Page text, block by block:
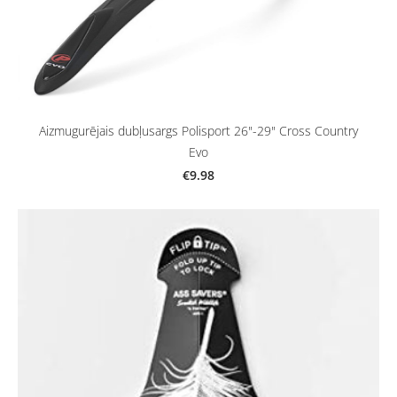
Aizmugurējais dubļusargs Polisport 26"-29" Cross Country
Evo
€9.98